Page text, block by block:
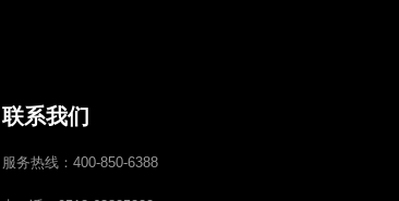
联系我们
服务热线：400-850-6388